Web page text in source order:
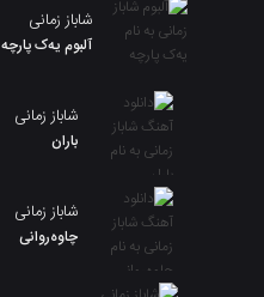
شاباز زمانی
آلبوم یەک پارچە
شاباز زمانی
باران
شاباز زمانی
چاوەروانی